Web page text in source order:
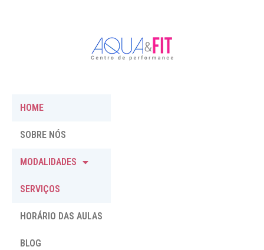
HOME
SOBRE NÓS
MODALIDADES
SERVIÇOS
HORÁRIO DAS AULAS
BLOG